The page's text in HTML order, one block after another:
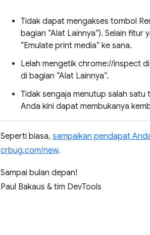
Tidak dapat mengakses tombol
bagian “Alat Lainnya”). Selain fitur
“Emulate print media” ke sana.
Lelah mengetik chrome://inspect
di bagian “Alat Lainnya”.
Tidak sengaja menutup salah
Anda kini dapat membukanya
Seperti biasa, sampaikan pendapat
crbug.com/new.
Sampai bulan depan!
Paul Bakaus & tim DevTools